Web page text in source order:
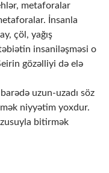
metaforalar
İnsanla
çöl, yağış
insaniləşməsi o
gözəlliyi də elə
uzun-uzadı söz
niyyətim yoxdur.
bitirmək